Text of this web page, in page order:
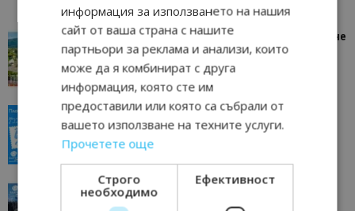
“Пощенска картичка от…”: Петрич – Изживяване
отвъд очакваното
Петрич 11/07/2026 11:22
“Пощенска картичка от…”: Пловдив, градът на
всички времена
Пловдив 23/06/2026 10:00
“Пощенска картичка от…”: Перник – град на
традициите, културата и вдъхновяващите...
информация за използването на нашия
сайт от ваша страна с нашите
партньори за реклама и анализи, които
може да я комбинират с друга
информация, която сте им
предоставили или която са събрали от
вашето използване на техните услуги.
Прочетете още
Строго
необходимо
Ефективност